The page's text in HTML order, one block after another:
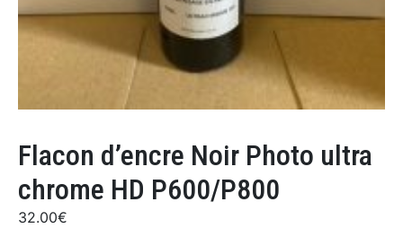
Flacon d’encre Noir Photo ultra
chrome HD P600/P800
32.00€